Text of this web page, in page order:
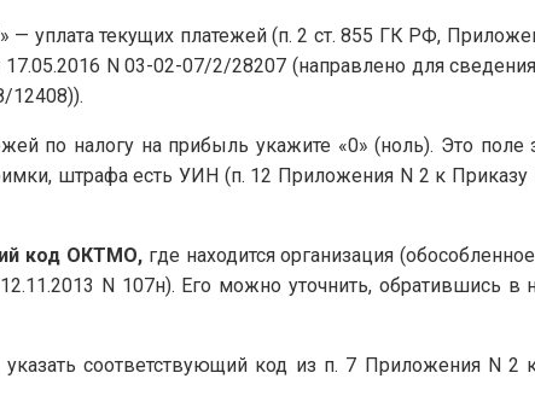
— уплата текущих платежей (п. 2 ст. 855 ГК РФ,
N 03-02-07/2/28207 (направлено для
12408)).
по налогу на прибыль укажите «0» (ноль). Это поле
штрафа есть УИН (п. 12 Приложения N 2 к
код ОКТМО,где находится организация
N 107н). Его можно уточнить, обратившись в
соответствующий код из п. 7 Приложения N 2